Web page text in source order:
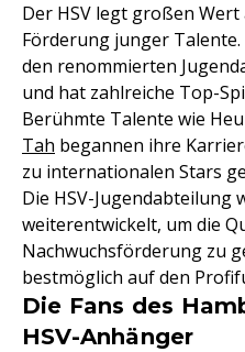
Der HSV legt großen
Förderung junger Talente.
den renommierten
und hat zahlreiche Top-
Berühmte Talente wie
Tah begannen ihre
zu internationalen Stars
Die HSV-Jugendabteilung
weiterentwickelt, um die
Nachwuchsförderung zu
bestmöglich auf den
Die Fans des
HSV-Anhänger